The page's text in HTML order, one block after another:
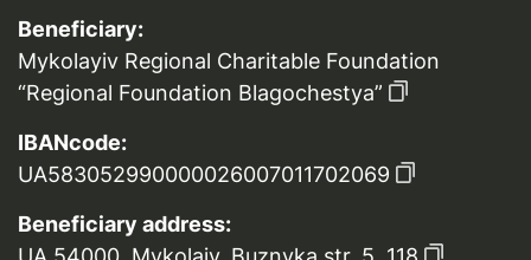
Beneficiary:
Mykolayiv Regional Charitable Foundation
“Regional Foundation Blagochestya”
IBANcode:
UA583052990000026007011702069
Beneficiary address: